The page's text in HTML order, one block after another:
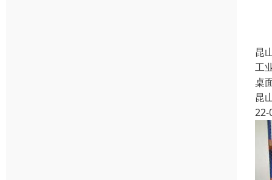
昆
工
桌
昆
22-